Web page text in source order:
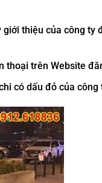
thiệu của công ty
thoại trên Website
có dấu đỏ của công